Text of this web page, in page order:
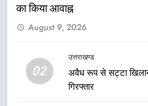
का किया आवाह्न
August 9, 2026
02
उत्तराखण्ड
अवैध रूप से सट्टा
गिरफ्तार
6